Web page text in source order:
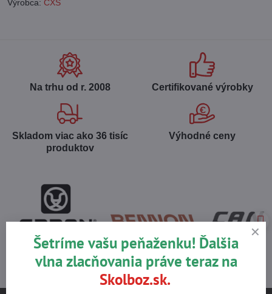
Výrobca: CXS
Na trhu od r​. 2008 Certifikované výrobky
Skladom viac ako 36 tisíc
produktov
Výhodné ceny
Šetríme vašu peňaženku! Ďalšia
vlna zlacňovania práve teraz na
Skolboz.sk.